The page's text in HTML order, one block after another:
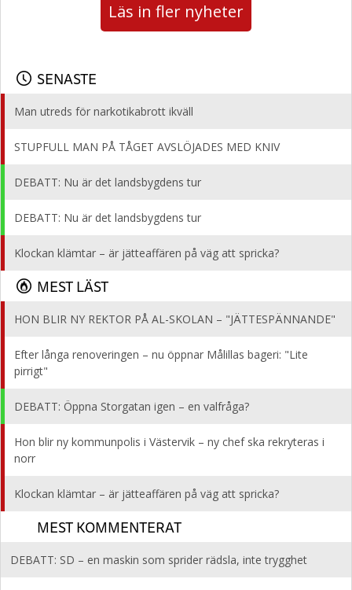
Läs in fler nyheter
SENASTE
Man utreds för narkotikabrott ikväll
STUPFULL MAN PÅ TÅGET AVSLÖJADES MED KNIV
DEBATT: Nu är det landsbygdens tur
DEBATT: Nu är det landsbygdens tur
Klockan klämtar – är jätteaffären på väg att spricka?
MEST LÄST
HON BLIR NY REKTOR PÅ AL-SKOLAN – "JÄTTESPÄNNANDE"
Efter långa renoveringen – nu öppnar Målillas bageri: "Lite
pirrigt"
DEBATT: Öppna Storgatan igen – en valfråga?
Hon blir ny kommunpolis i Västervik – ny chef ska rekryteras i
norr
Klockan klämtar – är jätteaffären på väg att spricka?
MEST KOMMENTERAT
DEBATT: SD – en maskin som sprider rädsla, inte trygghet